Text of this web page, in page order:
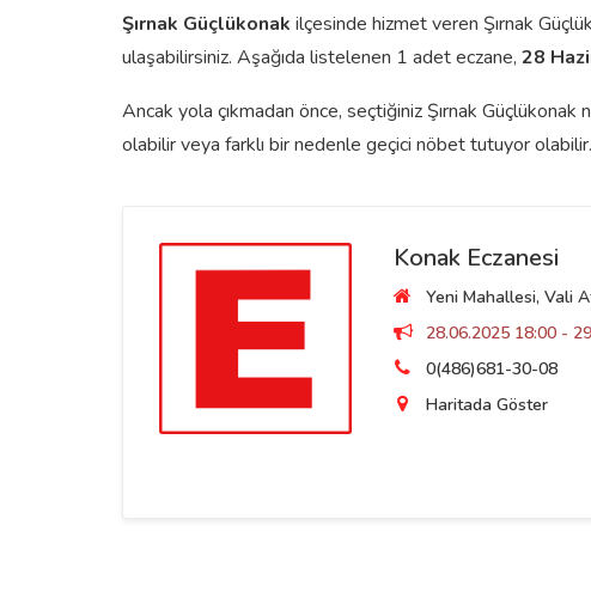
Şırnak Güçlükonak ilçesinde hizmet veren Şırnak
ulaşabilirsiniz. Aşağıda listelenen 1 adet eczane, 28
Ancak yola çıkmadan önce, seçtiğiniz Şırnak
olabilir veya farklı bir nedenle geçici nöbet tutuyor olabilir.
Konak Eczanesi
Yeni Mahallesi, Vali
28.06.2025 18:00 -
0(486)681-30-08
Haritada Göster